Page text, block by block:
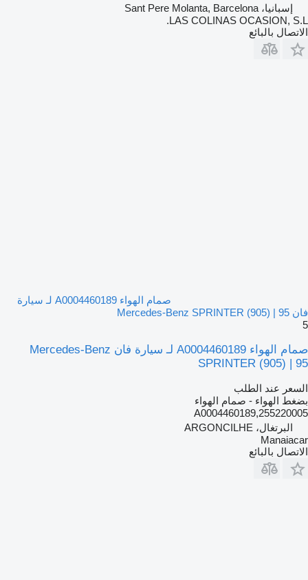
إسبانيا، Sant Pere Molanta, Barcelona
LAS COLINAS OCASION, S.L.
الاتصال بالبائع
صمام الهواء A0004460189 لـ سيارة
فان Mercedes-Benz SPRINTER (905) | 95
5
صمام الهواء A0004460189 لـ سيارة فان Mercedes-Benz
SPRINTER (905) | 95
السعر عند الطلب
بضغط الهواء - صمام الهواء
A0004460189,255220005
البرتغال، ARGONCILHE
Manaiacar
الاتصال بالبائع